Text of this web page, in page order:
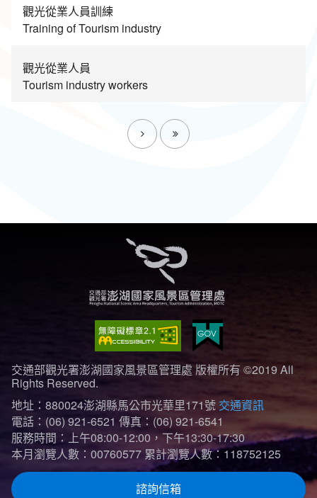
觀光從業人員訓練
Training of Tourism industry
觀光從業人員
Tourism industry workers
下一頁
交通部觀光署澎湖國家風景區管理處 版權所有 ©2019 All
Rights Reserved.
地址：880024澎湖縣馬公市光華里171號 交通資訊
電話：(06) 921-6521 傳真：(06) 921-6541
服務時間：上午08:00-12:00，下午13:30-17:30
本月瀏覽人數：00760577 累計瀏覽人數：118752125
諮詢信箱